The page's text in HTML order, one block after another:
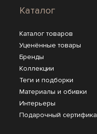
Каталог
Каталог товаров
Уценённые товары
Бренды
Коллекции
Теги и подборки
Материалы и обивки
Интерьеры
Подарочный